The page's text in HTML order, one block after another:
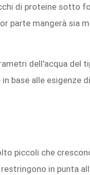
di proteine sotto
parte mangerà sia
dell'acqua del
base alle esigenze
piccoli che
in punta